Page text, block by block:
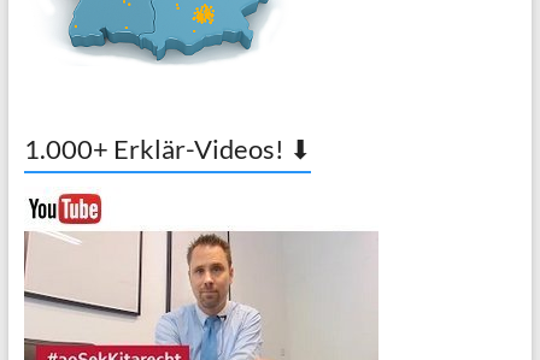
1.000+ Erklär-Videos! ⬇